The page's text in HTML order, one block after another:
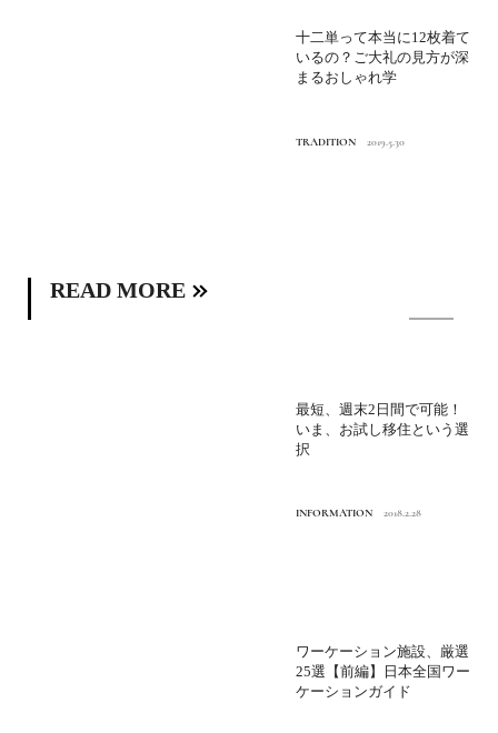
十二単って本当に12枚着て
いるの？ご大礼の見方が深
まるおしゃれ学
TRADITION 2019.5.30
READ MORE
最短、週末2日間で可能！
いま、お試し移住という選
択
INFORMATION 2018.2.28
ワーケーション施設、厳選
25選【前編】日本全国ワー
ケーションガイド